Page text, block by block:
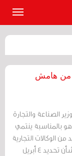
من هامش
الصناعة والتجارة
بالمناسبة ينتمي
من الوكالات التجارية
في مختلف المجالات، بشأن تحديد 4 أبريل